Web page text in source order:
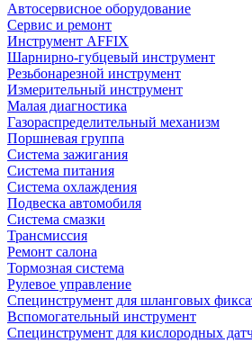
Автосервисное оборудование
Сервис и ремонт
Инструмент AFFIX
Шарнирно-губцевый инструмент
Резьбонарезной инструмент
Измерительный инструмент
Малая диагностика
Газораспределительный механизм
Поршневая группа
Система зажигания
Система питания
Система охлаждения
Подвеска автомобиля
Система смазки
Трансмиссия
Ремонт салона
Тормозная система
Рулевое управление
Специнструмент для шланговых
Вспомогательный инструмент
Специнструмент для кислородных